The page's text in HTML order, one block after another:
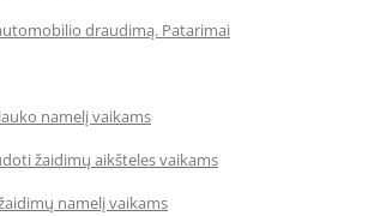
draudimą. Patarimai
namelį vaikams
žaidimų aikšteles vaikams
namelį vaikams